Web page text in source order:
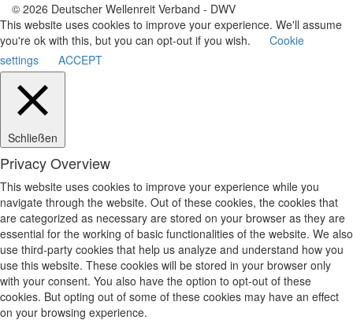
© 2026 Deutscher Wellenreit Verband - DWV
This website uses cookies to improve your experience. We'll assume
you're ok with this, but you can opt-out if you wish.
Cookie
settings
ACCEPT
Schließen
Privacy Overview
This website uses cookies to improve your experience while you
navigate through the website. Out of these cookies, the cookies that
are categorized as necessary are stored on your browser as they are
essential for the working of basic functionalities of the website. We also
use third-party cookies that help us analyze and understand how you
use this website. These cookies will be stored in your browser only
with your consent. You also have the option to opt-out of these
cookies. But opting out of some of these cookies may have an effect
on your browsing experience.